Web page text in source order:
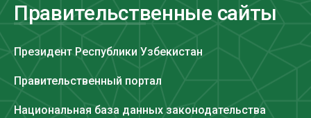
Правительственные сайты
Президент Республики Узбекистан
Правительственный портал
Национальная база данных законодательства